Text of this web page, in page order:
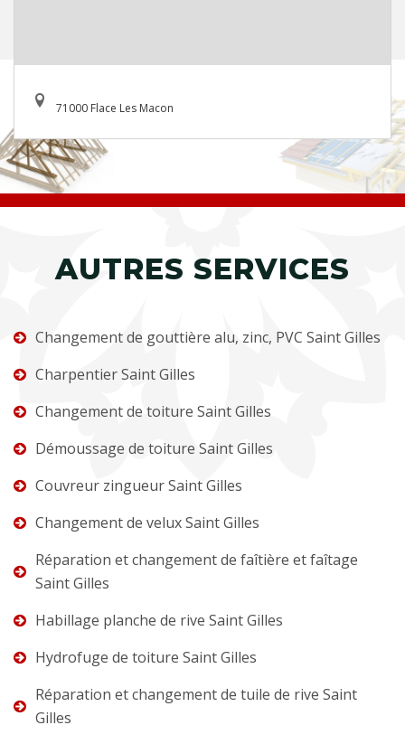
71000 Flace Les Macon
AUTRES SERVICES
Changement de gouttière alu, zinc, PVC Saint Gilles
Charpentier Saint Gilles
Changement de toiture Saint Gilles
Démoussage de toiture Saint Gilles
Couvreur zingueur Saint Gilles
Changement de velux Saint Gilles
Réparation et changement de faîtière et faîtage
Saint Gilles
Habillage planche de rive Saint Gilles
Hydrofuge de toiture Saint Gilles
Réparation et changement de tuile de rive Saint
Gilles